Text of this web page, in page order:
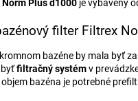
Plus d1000 je vybavený
filter Filtrex
bazéne by mala byť
byťfiltračný systémv
bazéna je potrebné